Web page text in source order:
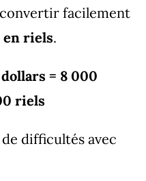
facilement
en riels.
= 8 000
riels
difficultés avec